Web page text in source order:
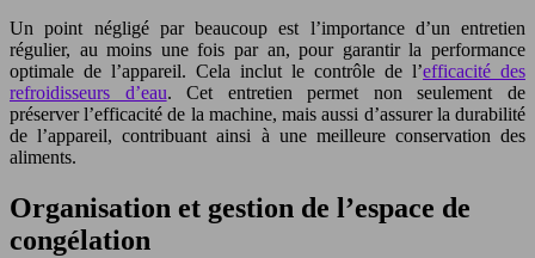
Un point négligé par beaucoup est l’importance d’un entretien
régulier, au moins une fois par an, pour garantir la performance
optimale de l’appareil. Cela inclut le contrôle de l’efficacité des
refroidisseurs d’eau. Cet entretien permet non seulement de
préserver l’efficacité de la machine, mais aussi d’assurer la durabilité
de l’appareil, contribuant ainsi à une meilleure conservation des
aliments.
Organisation et gestion de l’espace de
congélation